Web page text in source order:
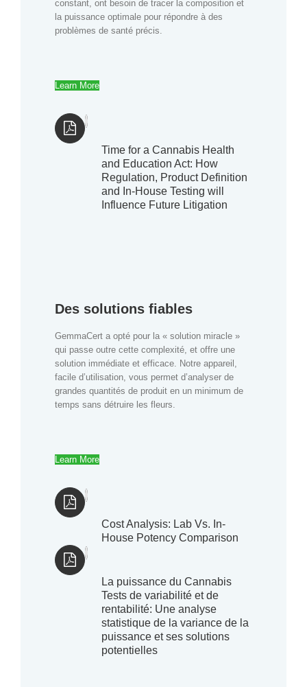
constant, ont besoin de tracer la composition et
la puissance optimale pour répondre à des
problèmes de santé précis.
Learn More
Time for a Cannabis Health
and Education Act: How
Regulation, Product Definition
and In-House Testing will
Influence Future Litigation
Des solutions fiables
GemmaCert a opté pour la « solution miracle »
qui passe outre cette complexité, et offre une
solution immédiate et efficace. Notre appareil,
facile d’utilisation, vous permet d’analyser de
grandes quantités de produit en un minimum de
temps sans détruire les fleurs.
Learn More
Cost Analysis: Lab Vs. In-
House Potency Comparison
La puissance du Cannabis
Tests de variabilité et de
rentabilité: Une analyse
statistique de la variance de la
puissance et ses solutions
potentielles